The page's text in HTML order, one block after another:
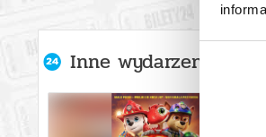
Inne wydarzenia